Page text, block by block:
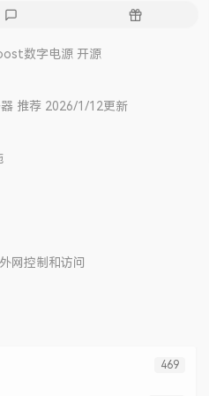
评
随
数字电源 开源
推荐 2026/1/12更新
网控制和访问
469